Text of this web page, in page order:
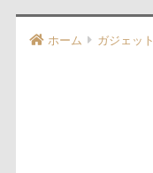
ホーム ガジェット